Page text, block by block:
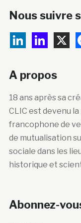
Nous suivre
A propos
18 ans après sa
CLIC est devenu
francophone de
de mutualisation
sociale dans les
historique et
Abonnez-